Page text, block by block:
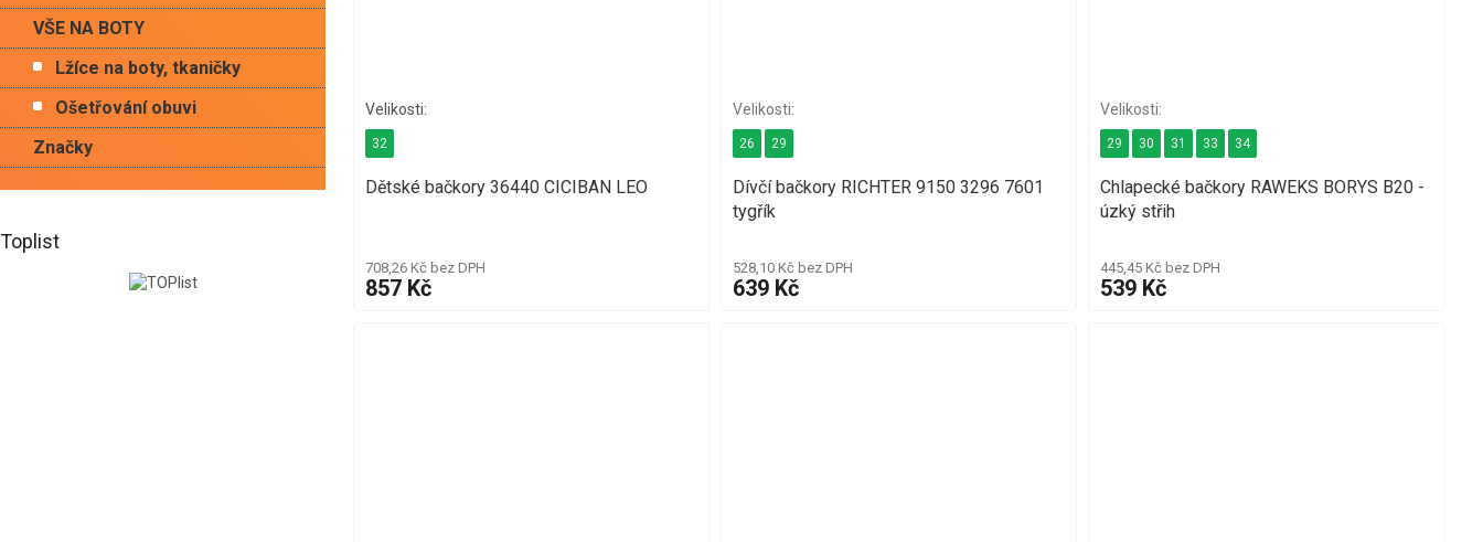
VŠE NA BOTY
Lžíce na boty, tkaničky
Ošetřování obuvi
Značky
Toplist
Dětské bačkory 36440 CICIBAN LEO
708,26 Kč bez DPH
857 Kč
32
Dívčí bačkory RICHTER 9150 3296 7601
tygřík
528,10 Kč bez DPH
639 Kč
26 29
Chlapecké bačkory RAWEKS BORYS B20 -
úzký střih
445,45 Kč bez DPH
539 Kč
29 30 31 33 34